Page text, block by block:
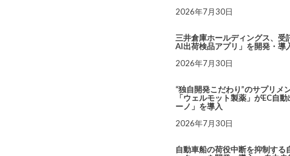
2026年7月30日
三井倉庫ホールディングス、受
AI出荷検品アプリ」を開発・導
2026年7月30日
“独自開発こだわり”のサプリメ
「ウェルモット製薬」がEC自
ーノ」を導入
2026年7月30日
自動車船の荷役中断を抑制する